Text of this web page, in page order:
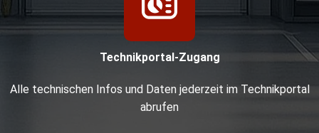
Technikportal-Zugang
Alle technischen Infos und Daten jederzeit im Technikportal
abrufen